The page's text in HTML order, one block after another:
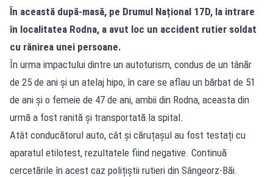
În această după-masă, pe Drumul Național 17D, la intrare
în localitatea Rodna, a avut loc un accident rutier soldat
cu rănirea unei persoane.
În urma impactului dintre un autoturism, condus de un tânăr
de 25 de ani și un atelaj hipo, în care se aflau un bărbat de 51
de ani și o femeie de 47 de ani, ambii din Rodna, aceasta din
urmă a fost ranită și transportată la spital.
Atât conducătorul auto, cât și căruțașul au fost testați cu
aparatul etilotest, rezultatele fiind negative. Continuă
cercetările în acest caz polițiștii rutieri din Sângeorz-Băi.